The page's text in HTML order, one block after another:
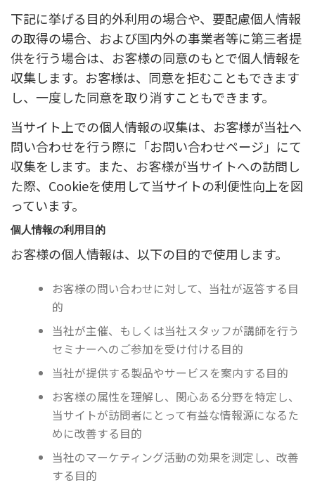
下記に挙げる目的外利用の場合や、要配慮個人情報
の取得の場合、および国内外の事業者等に第三者提
供を行う場合は、お客様の同意のもとで個人情報を
収集します。お客様は、同意を拒むこともできます
し、一度した同意を取り消すこともできます。
当サイト上での個人情報の収集は、お客様が当社へ
問い合わせを行う際に「お問い合わせページ」にて
収集をします。また、お客様が当サイトへの訪問し
た際、Cookieを使用して当サイトの利便性向上を図
っています。
個人情報の利用目的
お客様の個人情報は、以下の目的で使用します。
お客様の問い合わせに対して、当社が返答する目
的
当社が主催、もしくは当社スタッフが講師を行う
セミナーへのご参加を受け付ける目的
当社が提供する製品やサービスを案内する目的
お客様の属性を理解し、関心ある分野を特定し、
当サイトが訪問者にとって有益な情報源になるた
めに改善する目的
当社のマーケティング活動の効果を測定し、改善
する目的